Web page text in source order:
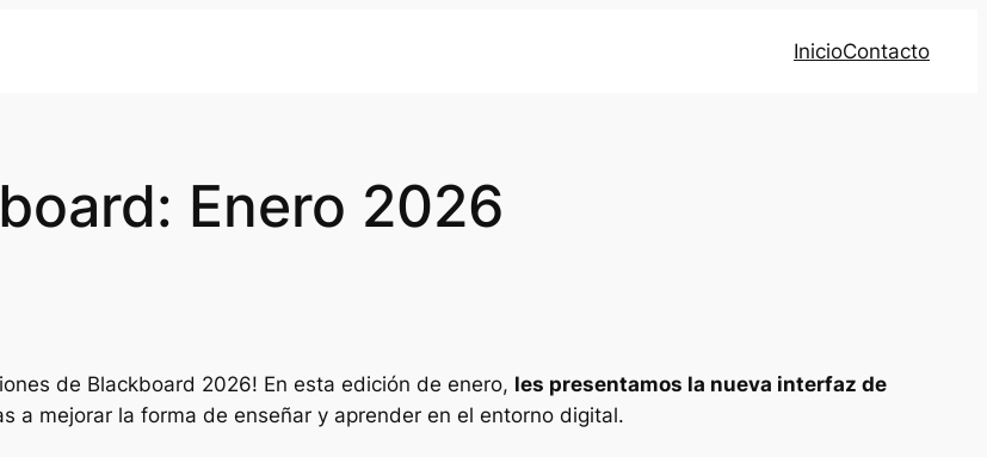
InicioContacto
Enero 2026
de Blackboard 2026! En esta edición de enero, les presentamos la nueva interfaz de
a mejorar la forma de enseñar y aprender en el entorno digital.